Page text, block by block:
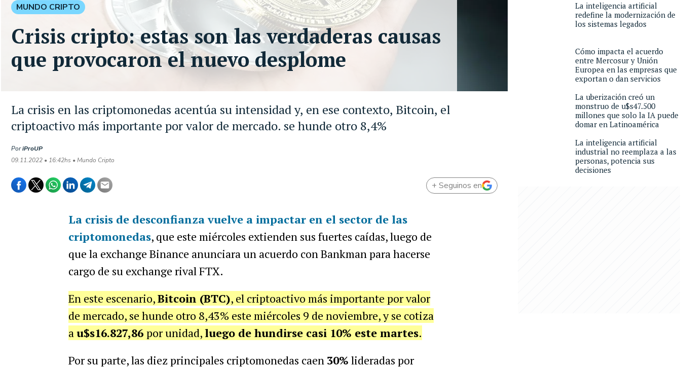
La crisis en las criptomonedas acentúa su intensidad y, en ese contexto, Bitcoin, el
criptoactivo más importante por valor de mercado. se hunde otro 8,4%
PoriProUP
09.11.2022 • 16:42hs • Mundo Cripto
MUNDO CRIPTO
Crisis cripto: estas son las verdaderas causas
que provocaron el nuevo desplome
+ Seguinos en
La crisis de desconfianza vuelve a impactar en el sector de las
criptomonedas, que este miércoles extienden sus fuertes caídas, luego de
que la exchange Binance anunciara un acuerdo con Bankman para hacerse
cargo de su exchange rival FTX.
En este escenario,Bitcoin (BTC), el criptoactivo más importante por valor
de mercado, se hunde otro 8,43% este miércoles 9 de noviembre, y se cotiza
au$s16.827,86 por unidad,luego de hundirse casi 10% este martes.
Por su parte, las diez principales criptomonedas caen 30% lideradas por
La inteligencia artificial
redefine la modernización de
los sistemas legados
Cómo impacta el acuerdo
entre Mercosur y Unión
Europea en las empresas que
exportan o dan servicios
La uberización creó un
monstruo de u$s47.500
millones que solo la IA puede
domar en Latinoamérica
La inteligencia artificial
industrial no reemplaza a las
personas, potencia sus
decisiones